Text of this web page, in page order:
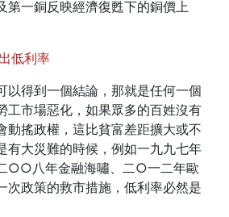
第一銅反映經濟復甦下的銅價上
低利率
以得到一個結論，那就是任何一個
工市場惡化，如果眾多的百姓沒有
動搖政權，這比貧富差距擴大或不
有大災難的時候，例如一九九七年
○○八年金融海嘯、二○一二年歐
次政策的救市措施，低利率必然是